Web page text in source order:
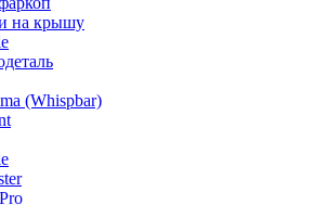
на крышу
(Whispbar)